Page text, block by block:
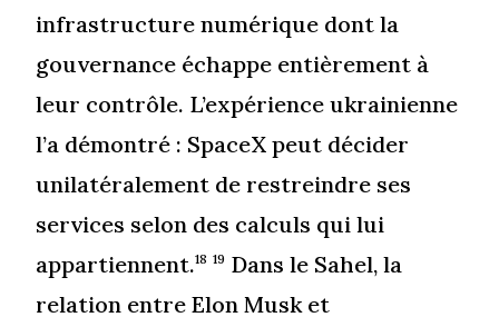
infrastructure numérique dont la
gouvernance échappe entièrement à
leur contrôle. L’expérience ukrainienne
l’a démontré : SpaceX peut décider
unilatéralement de restreindre ses
services selon des calculs qui lui
appartiennent.18 19 Dans le Sahel, la
relation entre Elon Musk et